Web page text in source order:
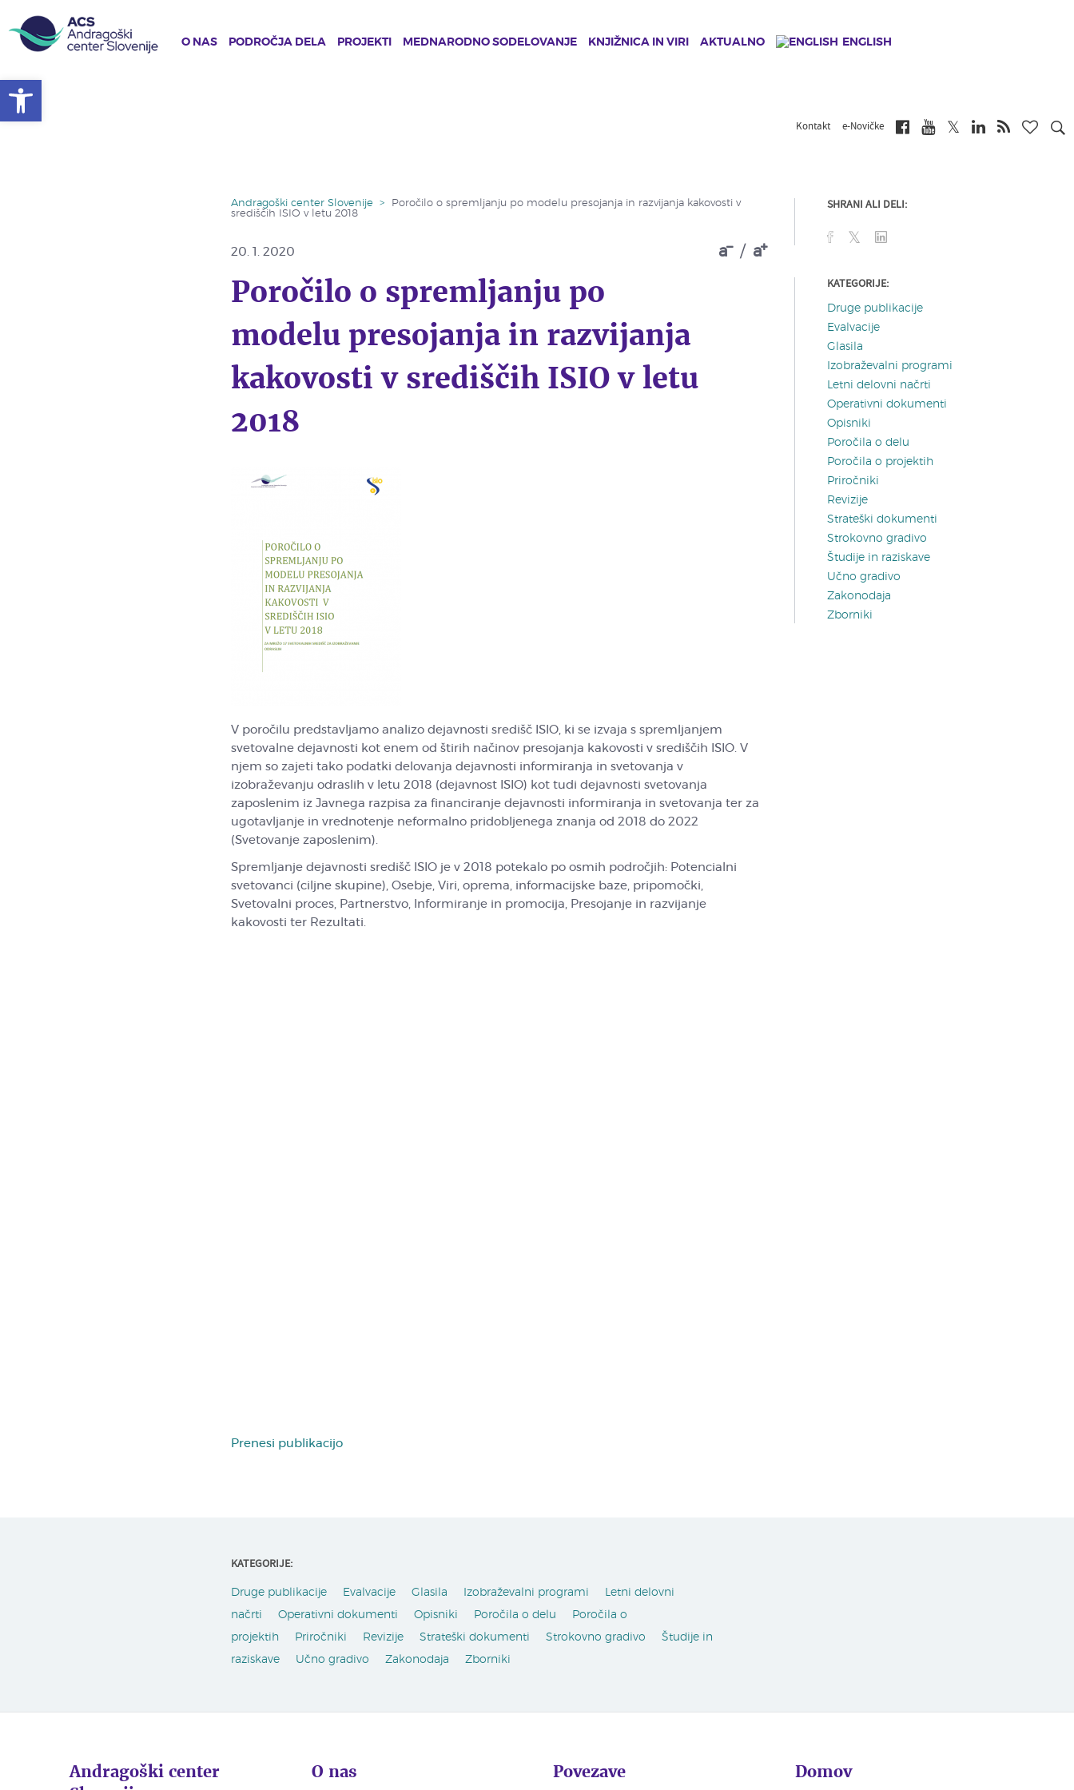
O NAS PODROČJA DELA PROJEKTI MEDNARODNO SODELOVANJE KNJIŽNICA IN VIRI AKTUALNO ENGLISH
Kontakt e-Novičke
Andragoški center Slovenije >
Poročilo o spremljanju po modelu presojanja in razvijanja kakovosti v
središčih ISIO v letu 2018
a / a
20. 1. 2020
Poročilo o spremljanju po
modelu presojanja in razvijanja
kakovosti v središčih ISIO v letu
2018
V poročilu predstavljamo analizo dejavnosti središč ISIO, ki se izvaja s spremljanjem
svetovalne dejavnosti kot enem od štirih načinov presojanja kakovosti v središčih ISIO. V
njem so zajeti tako podatki delovanja dejavnosti informiranja in svetovanja v
izobraževanju odraslih v letu 2018 (dejavnost ISIO) kot tudi dejavnosti svetovanja
zaposlenim iz Javnega razpisa za financiranje dejavnosti informiranja in svetovanja ter za
ugotavljanje in vrednotenje neformalno pridobljenega znanja od 2018 do 2022
(Svetovanje zaposlenim).
Spremljanje dejavnosti središč ISIO je v 2018 potekalo po osmih področjih: Potencialni
svetovanci (ciljne skupine), Osebje, Viri, oprema, informacijske baze, pripomočki,
Svetovalni proces, Partnerstvo, Informiranje in promocija, Presojanje in razvijanje
kakovosti ter Rezultati.
Prenesi publikacijo
SHRANI ALI DELI:
KATEGORIJE:
Druge publikacije
Evalvacije
Glasila
Izobraževalni programi
Letni delovni načrti
Operativni dokumenti
Opisniki
Poročila o delu
Poročila o projektih
Priročniki
Revizije
Strateški dokumenti
Strokovno gradivo
Študije in raziskave
Učno gradivo
Zakonodaja
Zborniki
KATEGORIJE:
Druge publikacije Evalvacije Glasila Izobraževalni programi
Letni delovni
načrti
Operativni dokumenti Opisniki Poročila o delu
Poročila o
projektih
Priročniki Revizije Strateški dokumenti Strokovno gradivo
Študije in
raziskave
Učno gradivo Zakonodaja Zborniki
Andragoški center
O nas Povezave Domov
Open toolbar